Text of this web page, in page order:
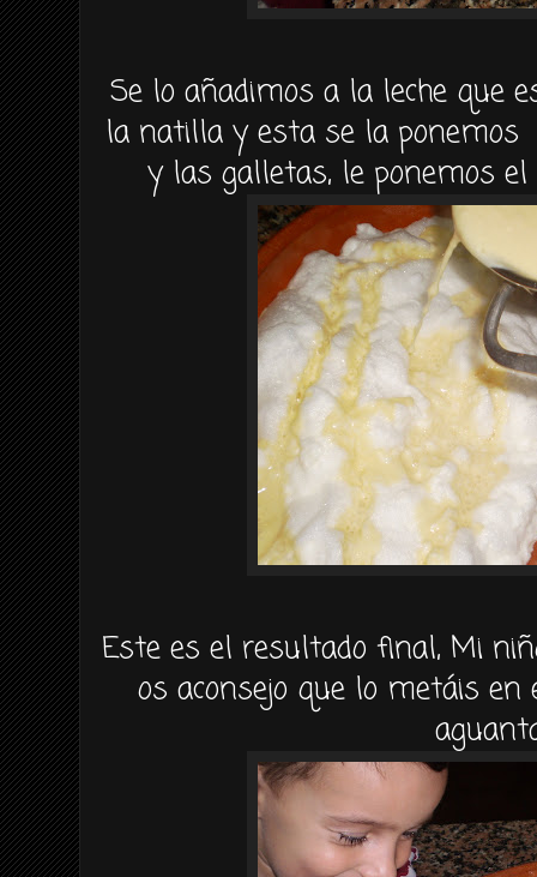
Se lo añadimos a la leche que
la natilla y esta se la ponemos
y las galletas, le ponemos
Este es el resultado final, Mi
os aconsejo que lo metáis